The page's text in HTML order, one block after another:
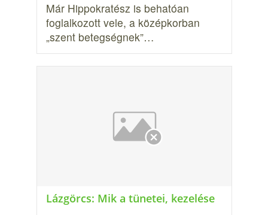
Már Hippokratész is behatóan
foglalkozott vele, a középkorban
„szent betegségnek”…
Lázgörcs: Mik a tünetei, kezelése